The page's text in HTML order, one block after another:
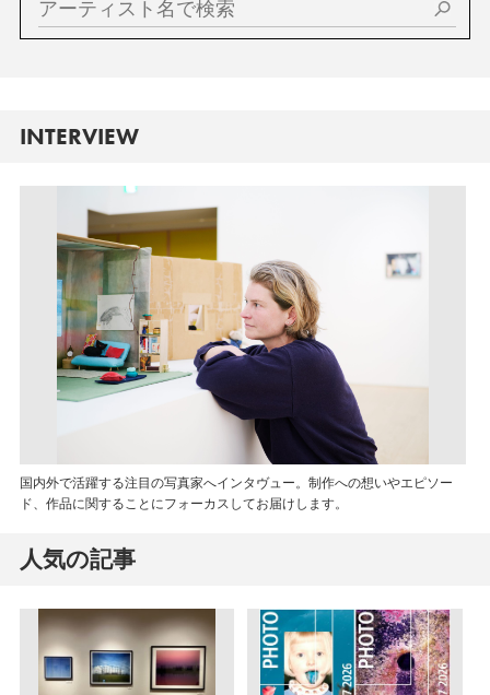
INTERVIEW
国内外で活躍する注目の写真家へインタヴュー。制作への想いやエピソー
ド、作品に関することにフォーカスしてお届けします。
人気の記事